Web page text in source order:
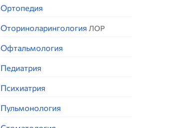
Ортопедия
Оториноларингология ЛОР
Офтальмология
Педиатрия
Психиатрия
Пульмонология